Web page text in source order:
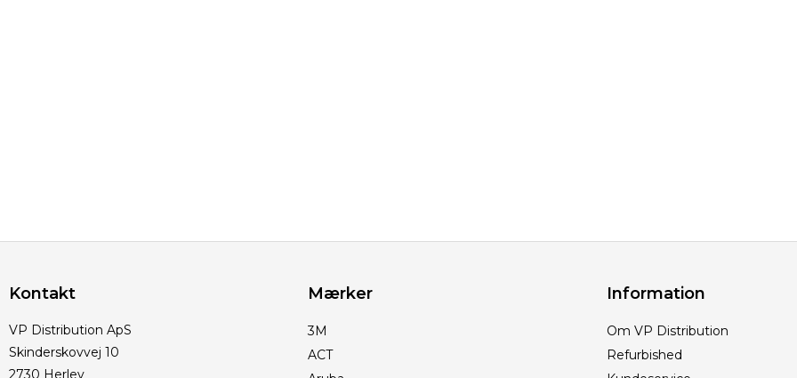
Kontakt
VP Distribution ApS
Skinderskovvej 10
2730 Herlev
Mærker
3M
ACT
Information
Om VP Distribution
Refurbished